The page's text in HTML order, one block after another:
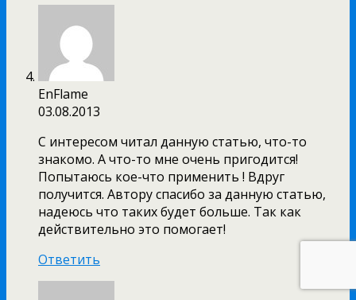
EnFlame
03.08.2013
С интересом читал данную статью, что-то
знакомо. А что-то мне очень пригодится!
Попытаюсь кое-что применить ! Вдруг
получится. Автору спасибо за данную статью,
надеюсь что таких будет больше. Так как
действительно это помогает!
Ответить